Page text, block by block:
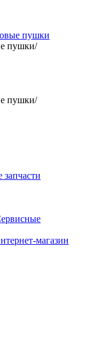
пушки
пушки/
пушки/
магазин